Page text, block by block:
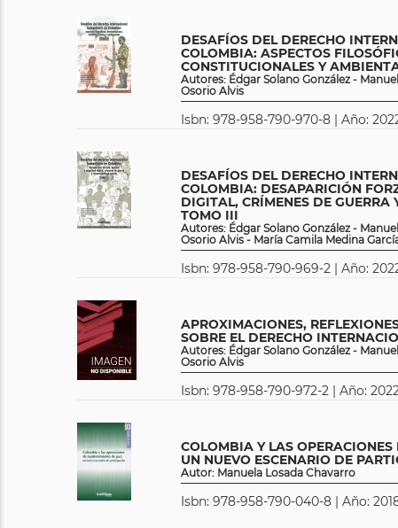
DESAFÍOS DEL DERECHO
COLOMBIA: ASPECTOS
CONSTITUCIONALES Y
Autores: Édgar Solano González -
Osorio Alvis
Isbn: 978-958-790-970-8 | Año:
DESAFÍOS DEL DERECHO
COLOMBIA: DESAPARICIÓN
DIGITAL, CRÍMENES DE
TOMO III
Autores: Édgar Solano González -
Osorio Alvis - María Camila Medina
Isbn: 978-958-790-969-2 | Año:
APROXIMACIONES,
SOBRE EL DERECHO
Autores: Édgar Solano González -
Osorio Alvis
Isbn: 978-958-790-972-2 | Año:
COLOMBIA Y LAS
UN NUEVO ESCENARIO DE
Autor: Manuela Losada Chavarro
Isbn: 978-958-790-040-8 | Año: